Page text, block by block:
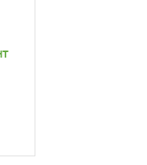
Plage